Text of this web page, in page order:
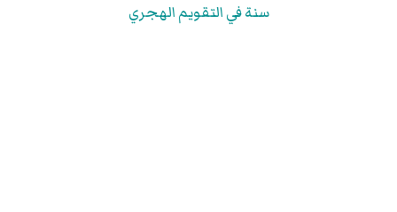
سنة في التقويم الهجري